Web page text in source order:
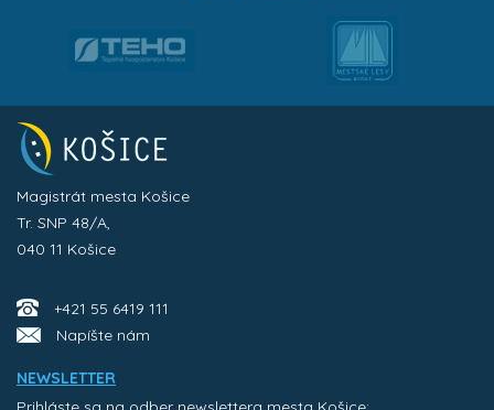
Magistrát mesta Košice
Tr. SNP 48/A,
040 11 Košice
+421 55 6419 111
Napíšte nám
NEWSLETTER